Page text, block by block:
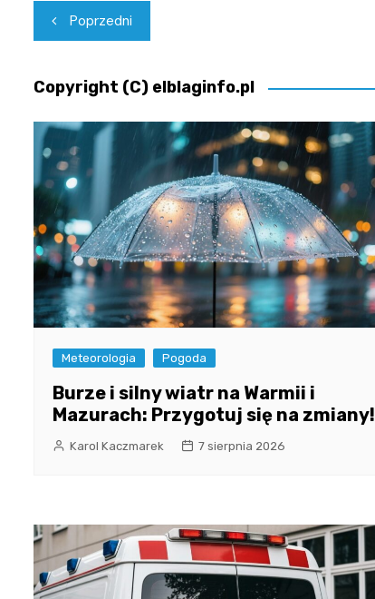
Nawigacja
wpisu
Poprzedni
Copyright (C) elblaginfo.pl
Meteorologia Pogoda
Burze i silny wiatr na Warmii i
Mazurach: Przygotuj się na zmiany!
Karol Kaczmarek 7 sierpnia 2026